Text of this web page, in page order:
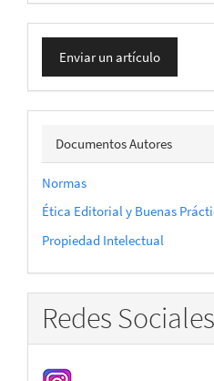
Enviar
un
artículo
Enviar un artículo
docautor
Documentos Autores
Normas
Ética Editorial y Buenas
Propiedad Intelectual
Redes Sociales